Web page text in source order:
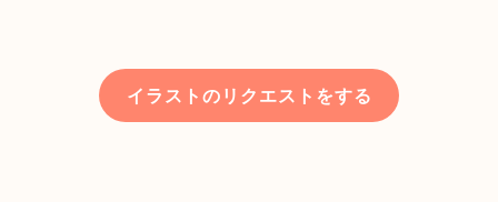
イラストのリクエストをする